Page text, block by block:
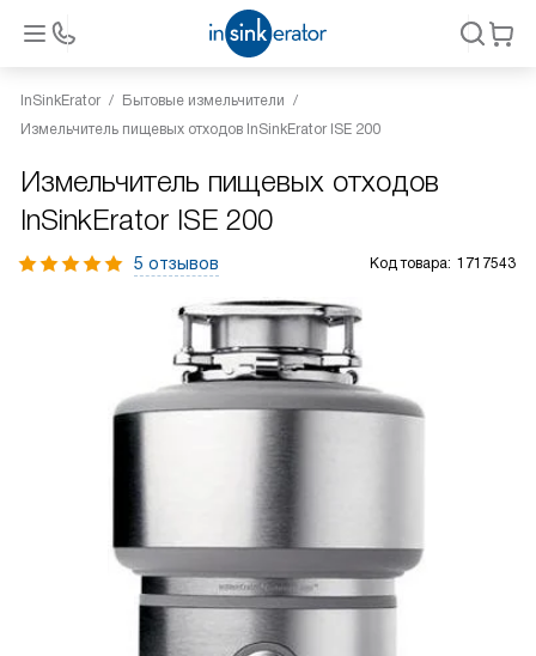
InSinkErator
Бытовые измельчители
Измельчитель пищевых отходов InSinkErator ISE 200
Измельчитель пищевых отходов
InSinkErator ISE 200
5 отзывов Код товара: 1717543